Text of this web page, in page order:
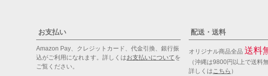
お支払い
Amazon Pay、クレジットカード、代金引換、銀行振
込がご利用になれます。詳しくはお支払いについてを
ご覧ください。
配送・送料
オリジナル商品全品 送料
（沖縄は9800円以上で送料無
詳しくはこちら ）